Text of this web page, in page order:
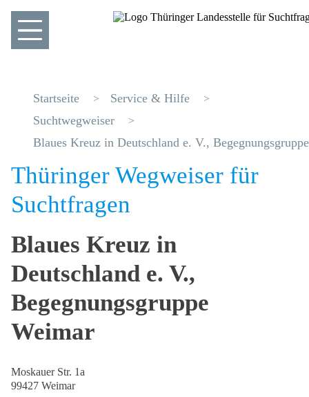
Startseite
Service & Hilfe
Suchtwegweiser
Blaues Kreuz in Deutschland e. V.,
Thüringer Wegweiser für
Suchtfragen
Blaues Kreuz in
Deutschland e. V.,
Begegnungsgruppe
Weimar
Moskauer Str. 1a
99427 Weimar